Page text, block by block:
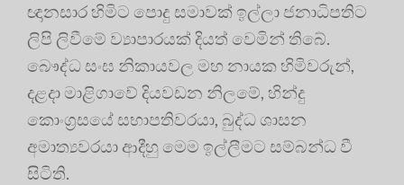
ඥානසාර හිමිට පොදු සමාවක් ඉල්ලා ජනාධිපතිට
ලිපි ලිවීමේ ව්‍යාපාරයක් දියත් වෙමින් තිබේ.
බෞද්ධ සංඝ නිකායවල මහ නායක හිමිවරුන්,
දළදා මාළිගාවේ දියවඩන නිලමේ, හින්දු
කොංග්‍රසයේ සභාපතිවරයා, බුද්ධ ශාසන
අමාත්‍යවරයා ආදීහු මෙම ඉල්ලීමට සම්බන්ධ වී
සිටිති.